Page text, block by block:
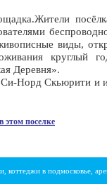
виды,
круглый
Деревня».
Норд Скьюрити и
этом поселке
коттеджи в подмосковье,